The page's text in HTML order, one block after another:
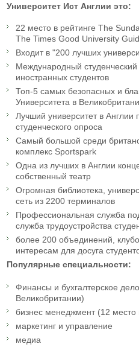
Университет Ист Англии это:
22 место в рейтинге The
The Times Good University
Входит в "200 лучших
Международный
иностранных студентов
Топ-5 самых безопасных и
Университета в
Лучший университет в Англии
студенческого опроса
Самый большой среди
комплекс Sportspark
Одна из лучших в Англии
собственный театр
Огромная библиотека,
сеть из 2200 терминалов
Профессиональная служба
служба трудоустройства
более 200 объединений,
интересам для досуга
Популярные специальности:
Финансы и бухгалтерское
Великобритании)
бизнес менеджмент (12 место
маркетинг и управление
медиа